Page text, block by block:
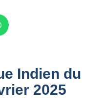
Indien du
2025